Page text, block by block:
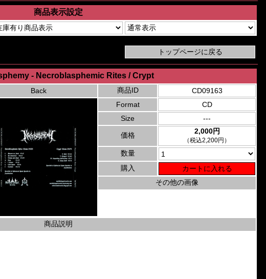
商品表示設定
- Necroblasphemic Rites / Crypt
Back 商品ID
CD09163
Format
CD
Size
---
価格 2,000円
（税込2,200円）
数量
購入
その他の画像
商品説明